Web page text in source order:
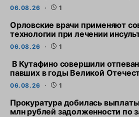
06.08.26 1
Орловские врачи применяют
технологии при лечении
06.08.26 1
В Кутафино совершили
павших в годы Великой
06.08.26 1
Прокуратура добилась
млн рублей задолженности по